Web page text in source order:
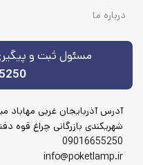
درباره ما
مسئول ثبت و
آدرس آذربایجان غربی
شهریکندی بازرگانی چراغ قوه
09016655250
info@poketlamp.ir